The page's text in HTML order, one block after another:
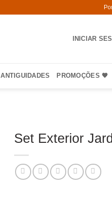
INICIAR
ANTIGUIDADES PROMOÇÕES 🧡
Set Exterior